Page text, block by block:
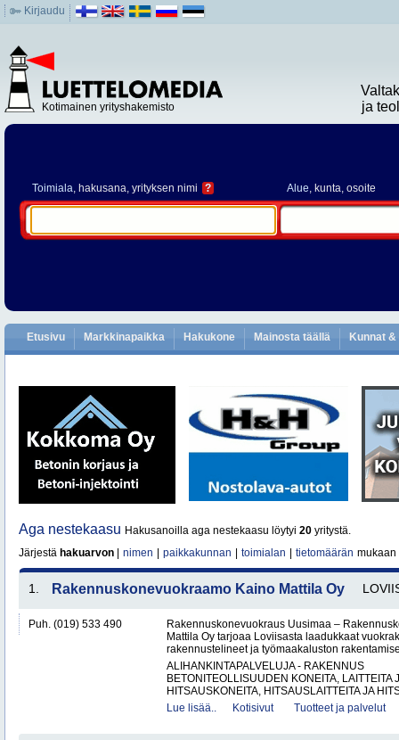
Kirjaudu
Kotimainen yrityshakemisto
ja
Toimiala, hakusana, yrityksen nimi ? Alue, kunta, osoite
Etusivu Markkinapaikka Hakukone Mainosta täällä Kunnat
Aga nestekaasu Hakusanoilla aga nestekaasu löytyi 20 yritystä.
Järjestä hakuarvon nimen paikkakunnan toimialan tietomäärän mukaan
1. Rakennuskonevuokraamo Kaino Mattila Oy
Puh. (019) 533 490
Rakennuskonevuokraus Uusimaa –
Mattila Oy tarjoaa Loviisasta laadukkaat
rakennustelineet ja työmaakaluston
ALIHANKINTAPALVELUJA - RAKENNUS
BETONITEOLLISUUDEN KONEITA, LAITTEITA
HITSAUSKONEITA, HITSAUSLAITTEITA JA
Lue lisää..
Kotisivut Tuotteet ja palvelut